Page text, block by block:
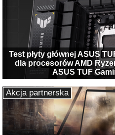
Test płyty głównej ASUS
dla procesorów AMD
ASUS TUF
Akcja partnerska